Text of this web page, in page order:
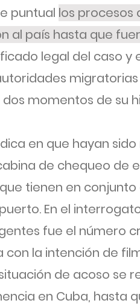
puntual los procesos
al país hasta que
legal del caso
migratorias
momentos de su
en que hayan
de chequeo de
tienen en conjunto
En el
fue el número
con la intención de
de acoso se
en Cuba, hasta